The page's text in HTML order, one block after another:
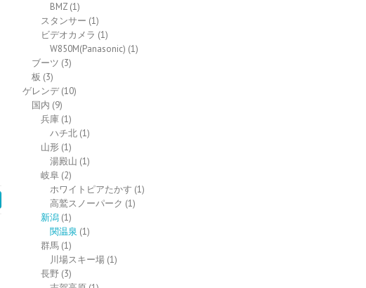
BMZ (1)
スタンサー (1)
ビデオカメラ (1)
W850M(Panasonic) (1)
ブーツ (3)
板 (3)
ゲレンデ(10)
国内 (9)
兵庫 (1)
ハチ北 (1)
山形 (1)
湯殿山 (1)
岐阜 (2)
ホワイトピアたかす (1)
高鷲スノーパーク (1)
新潟 (1)
関温泉 (1)
群馬 (1)
川場スキー場 (1)
長野 (3)